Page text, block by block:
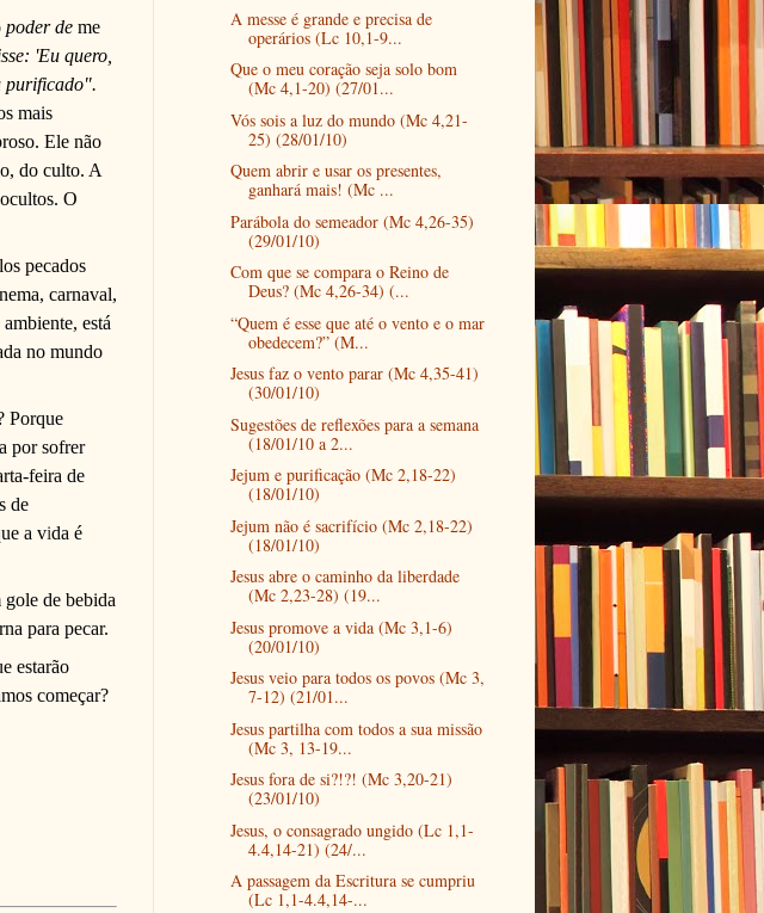
poder de me
'Eu quero,
purificado".
mais
Ele não
do culto. A
O
pecados
carnaval,
está
no mundo
Porque
por sofrer
feira de
de
a vida é
de bebida
para pecar.
estarão
começar?
A messe é grande e precisa de
operários (Lc 10,1-9...
Que o meu coração seja solo bom
(Mc 4,1-20) (27/01...
Vós sois a luz do mundo (Mc 4,21-
25) (28/01/10)
Quem abrir e usar os presentes,
ganhará mais! (Mc ...
Parábola do semeador (Mc 4,26-35)
(29/01/10)
Com que se compara o Reino de
Deus? (Mc 4,26-34) (...
“Quem é esse que até o vento e o mar
obedecem?” (M...
Jesus faz o vento parar (Mc 4,35-41)
(30/01/10)
Sugestões de reflexões para a semana
(18/01/10 a 2...
Jejum e purificação (Mc 2,18-22)
(18/01/10)
Jejum não é sacrifício (Mc 2,18-22)
(18/01/10)
Jesus abre o caminho da liberdade
(Mc 2,23-28) (19...
Jesus promove a vida (Mc 3,1-6)
(20/01/10)
Jesus veio para todos os povos (Mc 3,
7-12) (21/01...
Jesus partilha com todos a sua missão
(Mc 3, 13-19...
Jesus fora de si?!?! (Mc 3,20-21)
(23/01/10)
Jesus, o consagrado ungido (Lc 1,1-
4.4,14-21) (24/...
A passagem da Escritura se cumpriu
(Lc 1,1-4.4,14-...